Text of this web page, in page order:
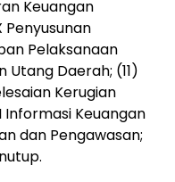
Keuangan
Penyusunan
Pelaksanaan
Utang Daerah; (11)
Kerugian
Informasi Keuangan
dan Pengawasan;